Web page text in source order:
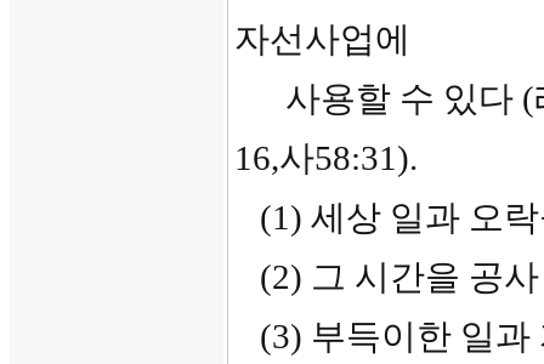
자선사업에
사용할 수 있다 (
16,사58:31).
(1) 세상 일과 오
(2) 그 시간을 공
(3) 부득이한 일과